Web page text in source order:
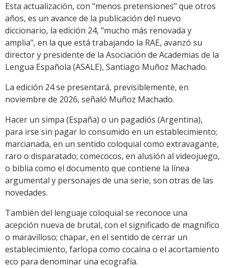
Esta actualización, con "menos pretensiones" que otros
años, es un avance de la publicación del nuevo
diccionario, la edición 24, "mucho más renovada y
amplia", en la que está trabajando la RAE, avanzó su
director y presidente de la Asociación de Academias de la
Lengua Española (ASALE), Santiago Muñoz Machado.
La edición 24 se presentará, previsiblemente, en
noviembre de 2026, señaló Muñoz Machado.
Hacer un simpa (España) o un pagadiós (Argentina),
para irse sin pagar lo consumido en un establecimiento;
marcianada, en un sentido coloquial como extravagante,
raro o disparatado; comecocos, en alusión al videojuego,
o biblia como el documento que contiene la línea
argumental y personajes de una serie, son otras de las
novedades.
También del lenguaje coloquial se reconoce una
acepción nueva de brutal, con el significado de magnífico
o maravilloso; chapar, en el sentido de cerrar un
establecimiento, farlopa como cocaína o el acortamiento
eco para denominar una ecografía.